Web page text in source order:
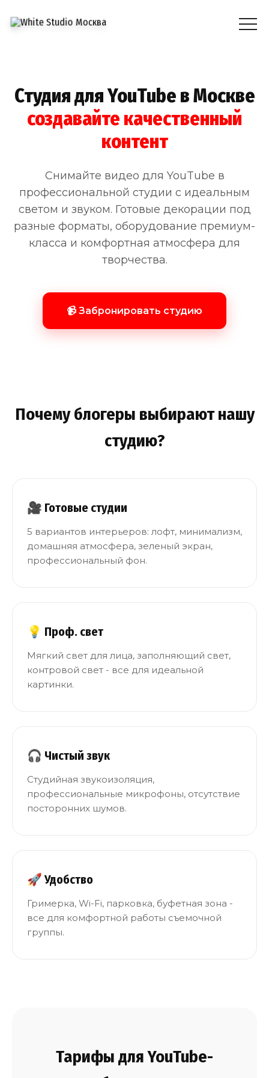
Студия для YouTube в Москве
создавайте качественный
контент
Снимайте видео для YouTube в
профессиональной студии с идеальным
светом и звуком. Готовые декорации под
разные форматы, оборудование премиум-
класса и комфортная атмосфера для
творчества.
📹 Забронировать студию
Почему блогеры выбирают нашу
студию?
🎥 Готовые студии
5 вариантов интерьеров: лофт, минимализм,
домашняя атмосфера, зеленый экран,
профессиональный фон.
💡 Проф. свет
Мягкий свет для лица, заполняющий свет,
контровой свет - все для идеальной
картинки.
🎧 Чистый звук
Студийная звукоизоляция,
профессиональные микрофоны, отсутствие
посторонних шумов.
🚀 Удобство
Гримерка, Wi-Fi, парковка, буфетная зона -
все для комфортной работы съемочной
группы.
Тарифы для YouTube-